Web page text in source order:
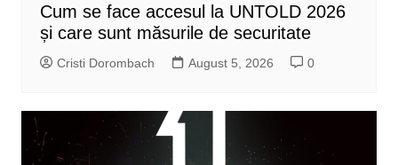
Cum se face accesul la UNTOLD 2026
și care sunt măsurile de securitate
Cristi Dorombach August 5, 2026 0